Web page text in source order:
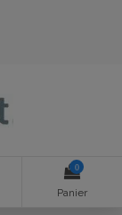
0
Panier